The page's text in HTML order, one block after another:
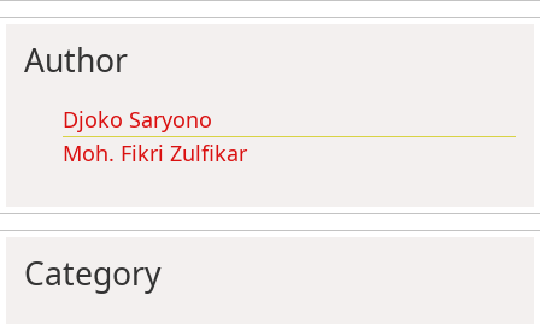
Author
Djoko Saryono
Moh. Fikri Zulfikar
Category